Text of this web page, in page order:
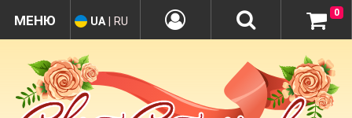
UA RU
0